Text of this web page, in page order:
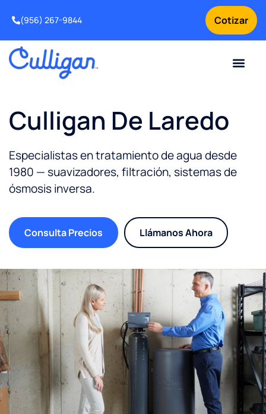
Cotizar
(956) 267-9844
Culligan De Laredo
Especialistas en tratamiento de agua desde
1980 — suavizadores, filtración, sistemas de
ósmosis inversa.
Consulta Precios Llámanos Ahora